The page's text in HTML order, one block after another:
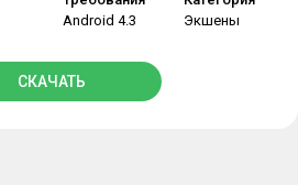
Android 4.3
Экшены
СКАЧАТЬ